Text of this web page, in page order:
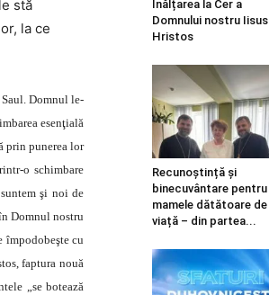
stă
la ce
Domnul le-
esenţială
prin punerea lor
o schimbare
şi noi de
Domnul nostru
împodobeşte cu
faptura nouă
„se botează
Înălțarea la Cer a
Domnului nostru Iisus
Hristos
Recunoștință și
binecuvântare pentru
mamele dătătoare de
viață – din partea...